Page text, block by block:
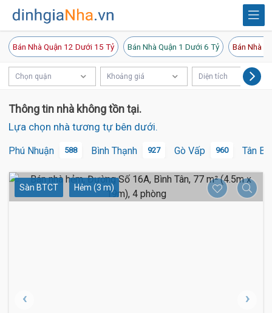
Bán Nhà Quận 12 Dưới 15 Tỷ Bán Nhà Quận 1 Dưới 6 Tỷ Bán Nhà
Chọn quận Khoảng giá Diện tích
Thông tin nhà không tồn tại.
Lựa chọn nhà tương tự bên dưới.
Phú Nhuận 588 Bình Thạnh 927 Gò Vấp 960 Tân
Sàn BTCT Hẻm (3 m)